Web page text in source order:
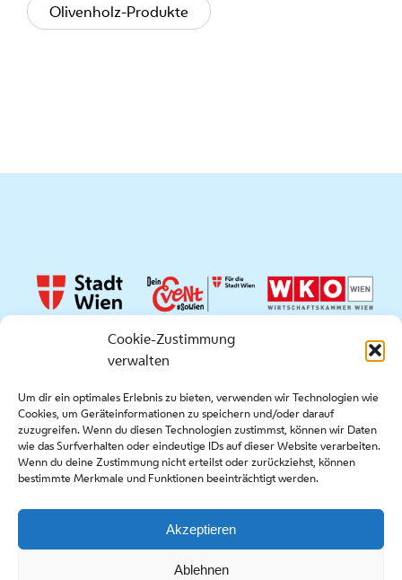
Cookie-Zustimmung
verwalten
Um dir ein optimales Erlebnis zu bieten, verwenden wir Technologien wie
Cookies, um Geräteinformationen zu speichern und/oder darauf
zuzugreifen. Wenn du diesen Technologien zustimmst, können wir Daten
wie das Surfverhalten oder eindeutige IDs auf dieser Website verarbeiten.
Wenn du deine Zustimmung nicht erteilst oder zurückziehst, können
bestimmte Merkmale und Funktionen beeinträchtigt werden.
Akzeptieren
Ablehnen
Olivenholz-Produkte
Presse
Kontakt
Ausschreibungen
Copyright stadt wien marketing gmbh |